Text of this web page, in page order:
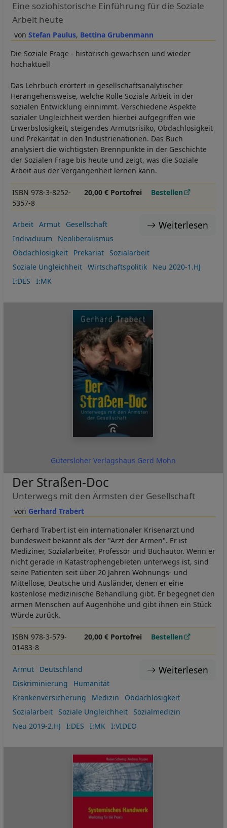
Stefan Paulus Bettina Grubenmann
Eine soziohistorische Einführung für die Soziale
Arbeit heute
Die Soziale Frage - historisch gewachsen und wieder
hochaktuell
Das Lehrbuch erörtert in gesellschaftsanalytischer
Herangehensweise, welche Rolle Soziale Arbeit in der
sozialen Entwicklung einnimmt. Verschiedene Aspekte
sozialer Ungleichheit werden hierbei aufgegriffen wie
Erwerbslosigkeit, steigendes Armutsrisiko, Obdachlosigkeit
und Prekarität in den Industrienationen. Das Buch
analysiert die wichtigsten Brennpunkte in der Geschichte
der Sozialen Frage bis heute und zeigt, was die Soziale
Arbeit aus der Vergangenheit lernen kann.
ISBN 978-3-8252-
5357-8
20,00 € Portofrei Bestellen
Weiterlesen
Arbeit Armut
Gesellschaft
Individuum
Neoliberalismus
Obdachlosigkeit
Prekariat
Sozialarbeit
Soziale Ungleichheit
Wirtschaftspolitik
Neu 2020-1.HJ
I:DES
I:MK
Gütersloher Verlagshaus Gerd Mohn
Gerhard Trabert
Der Straßen-Doc
Unterwegs mit den Ärmsten der Gesellschaft
Gerhard Trabert ist ein internationaler Krisenarzt und
bundesweit bekannt als der "Arzt der Armen". Er ist
Mediziner, Sozialarbeiter, Professor und Buchautor. Wenn er
nicht gerade in Katastrophengebieten unterwegs ist, sind
seine Patienten seit über 20 Jahren Wohnungs- und
Mittellose, Deutsche und Ausländer, denen er eine
kostenlose medizinische Behandlung gibt. Er begegnet den
armen Menschen auf Augenhöhe und gibt ihnen ein Stück
Würde zurück.
ISBN 978-3-579-
01483-8
20,00 € Portofrei Bestellen
Weiterlesen
Armut
Deutschland
Diskriminierung
Humanität
Krankenversicherung
Medizin
Obdachlosigkeit
Sozialarbeit
Soziale Ungleichheit
Sozialmedizin
Neu 2019-2.HJ
I:DES I:MK I:VIDEO